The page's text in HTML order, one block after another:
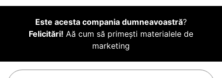
Este acesta compania dumneavoastră?
Felicitări! Aă cum să primești materialele de
marketing